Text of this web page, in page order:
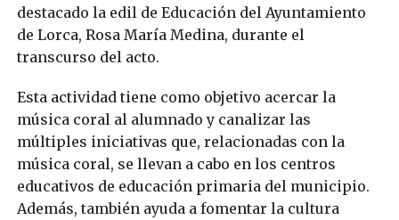
destacado la edil de Educación del Ayuntamiento
de Lorca, Rosa María Medina, durante el
transcurso del acto.
Esta actividad tiene como objetivo acercar la
música coral al alumnado y canalizar las
múltiples iniciativas que, relacionadas con la
música coral, se llevan a cabo en los centros
educativos de educación primaria del municipio.
Además, también ayuda a fomentar la cultura